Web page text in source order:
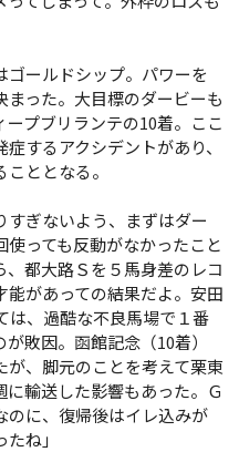
ールドシップ。パワーを
まった。大目標のダービーも
プブリランテの10着。ここ
するアクシデントがあり、
ととなる。
すぎないよう、まずはダー
使っても反動がなかったこと
、都大路Ｓを５馬身差のレコ
能があっての結果だよ。安田
は、過酷な不良馬場で１番
敗因。函館記念（10着）
が、脚元のことを考えて栗東
輸送した影響もあった。Ｇ
のに、復帰後はイレ込みが
ね」